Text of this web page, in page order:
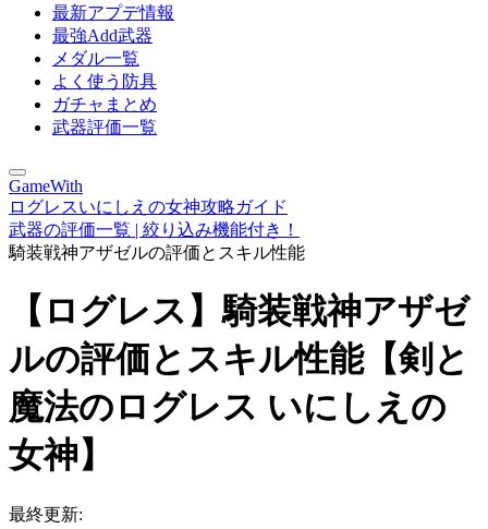
最新アプデ情報
最強Add武器
メダル一覧
よく使う防具
ガチャまとめ
武器評価一覧
GameWith
ログレスいにしえの女神攻略ガイド
武器の評価一覧 | 絞り込み機能付き！
騎装戦神アザゼルの評価とスキル性能
【ログレス】騎装戦神アザゼ
ルの評価とスキル性能【剣と
魔法のログレス いにしえの
女神】
最終更新: